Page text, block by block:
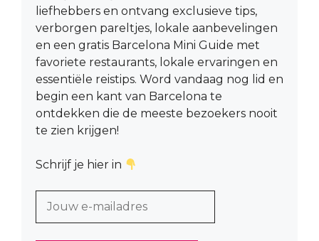
liefhebbers en ontvang exclusieve tips,
verborgen pareltjes, lokale aanbevelingen
en een gratis Barcelona Mini Guide met
favoriete restaurants, lokale ervaringen en
essentiële reistips. Word vandaag nog lid en
begin een kant van Barcelona te
ontdekken die de meeste bezoekers nooit
te zien krijgen!
Schrijf je hier in